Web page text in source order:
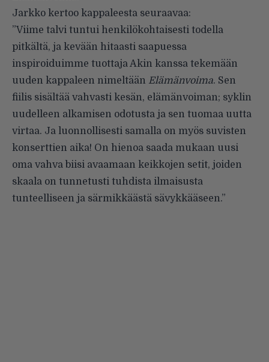
Jarkko kertoo kappaleesta seuraavaa:
”Viime talvi tuntui henkilökohtaisesti todella
pitkältä, ja kevään hitaasti saapuessa
inspiroiduimme tuottaja Akin kanssa tekemään
uuden kappaleen nimeltään Elämänvoima. Sen
fiilis sisältää vahvasti kesän, elämänvoiman; syklin
uudelleen alkamisen odotusta ja sen tuomaa uutta
virtaa. Ja luonnollisesti samalla on myös suvisten
konserttien aika! On hienoa saada mukaan uusi
oma vahva biisi avaamaan keikkojen setit, joiden
skaala on tunnetusti tuhdista ilmaisusta
tunteelliseen ja särmikkäästä sävykkääseen.”